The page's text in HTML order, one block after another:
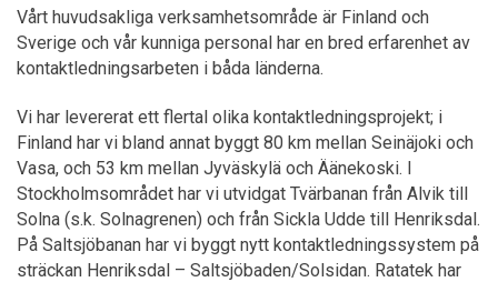
Vårt huvudsakliga verksamhetsområde är Finland och
Sverige och vår kunniga personal har en bred erfarenhet av
kontaktledningsarbeten i båda länderna.
Vi har levererat ett flertal olika kontaktledningsprojekt; i
Finland har vi bland annat byggt 80 km mellan Seinäjoki och
Vasa, och 53 km mellan Jyväskylä och Äänekoski. I
Stockholmsområdet har vi utvidgat Tvärbanan från Alvik till
Solna (s.k. Solnagrenen) och från Sickla Udde till Henriksdal.
På Saltsjöbanan har vi byggt nytt kontaktledningssystem på
sträckan Henriksdal – Saltsjöbaden/Solsidan. Ratatek har